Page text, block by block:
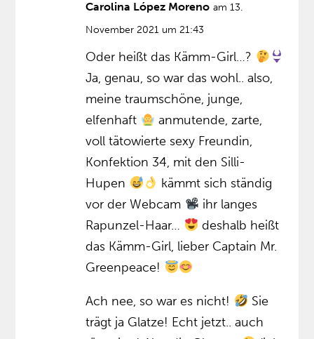
Carolina López Moreno am 13.
November 2021 um 21:43
Oder heißt das Kämm-Girl…?
Ja, genau, so war das wohl.. also,
meine traumschöne, junge,
elfenhaft
anmutende, zarte,
voll tätowierte sexy Freundin,
Konfektion 34, mit den Silli-
Hupen
kämmt sich ständig
vor der Webcam
ihr langes
Rapunzel-Haar…
deshalb heißt
das Kämm-Girl, lieber Captain Mr.
Greenpeace!
Ach nee, so war es nicht!
Sie
trägt ja Glatze! Echt jetzt.. auch